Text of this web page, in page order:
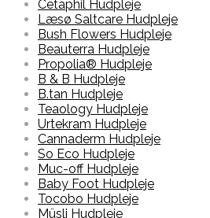
Cetaphil Hudpleje
Læsø Saltcare Hudpleje
Bush Flowers Hudpleje
Beauterra Hudpleje
Propolia® Hudpleje
B & B Hudpleje
B.tan Hudpleje
Teaology Hudpleje
Urtekram Hudpleje
Cannaderm Hudpleje
So Eco Hudpleje
Muc-off Hudpleje
Baby Foot Hudpleje
Tocobo Hudpleje
Müsli Hudpleje